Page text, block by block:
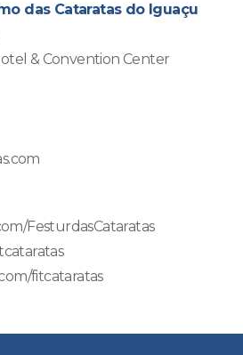
das Cataratas do Iguaçu
& Convention Center
FesturdasCataratas
fitcataratas